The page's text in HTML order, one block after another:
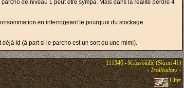
de niveau 1 peut être sympa. Mais dans la réalité perdre 4
en interrogeant le pourquoi du stockage.
id (à part si le parcho est un sort ou une mimi).
111346 - Kràssõûïllé (Skrim 41)
-Trolléadors-
Citer